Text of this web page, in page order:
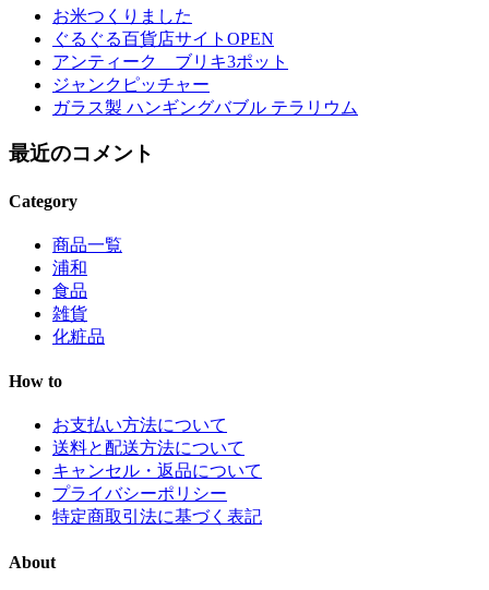
お米つくりました
ぐるぐる百貨店サイトOPEN
アンティーク ブリキ3ポット
ジャンクピッチャー
ガラス製 ハンギングバブル テラリウム
最近のコメント
Category
商品一覧
浦和
食品
雑貨
化粧品
How to
お支払い方法について
送料と配送方法について
キャンセル・返品について
プライバシーポリシー
特定商取引法に基づく表記
About